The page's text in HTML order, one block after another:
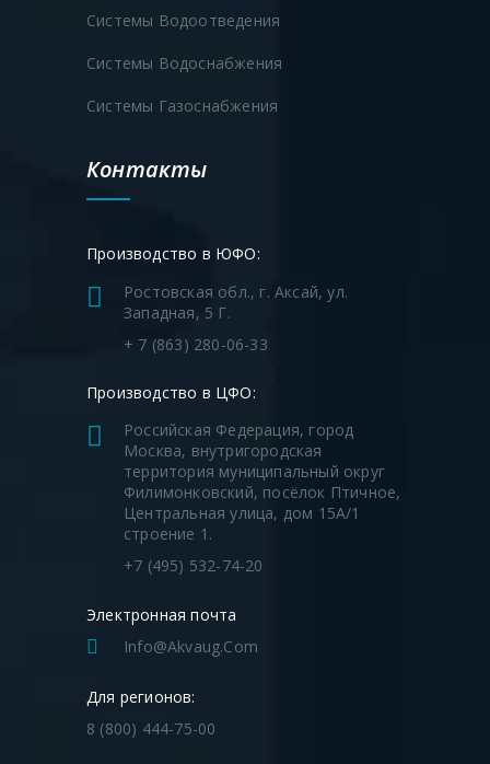
Системы Водоотведения
Системы Водоснабжения
Системы Газоснабжения
Контакты
Производство в ЮФО:
Ростовская обл., г. Аксай, ул.
Западная, 5 Г.
+ 7 (863) 280-06-33
Производство в ЦФО:
Российская Федерация, город
Москва, внутригородская
территория муниципальный округ
Филимонковский, посёлок Птичное,
Центральная улица, дом 15А/1
строение 1.
+7 (495) 532-74-20
Электронная почта
Info@akvaug.com
Для регионов:
8 (800) 444-75-00